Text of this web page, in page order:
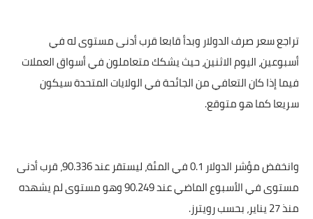
تراجع سعر صرف الدولار وبدأ قابعا قرب أدنى مستوى له في
أسبوعين، اليوم الاثنين، حيث يشكك متعاملون في أسواق العملات
فيما إذا كان التعافي من الجائحة في الولايات المتحدة سيكون
سريعا كما هو متوقع.
وانخفض مؤشر الدولار 0.1 في المئة، ليستقر عند 90.336، قرب أدنى
مستوى في الأسبوع الماضي عند 90.249 وهو مستوى لم يشهده
منذ 27 يناير، بحسب رويترز.